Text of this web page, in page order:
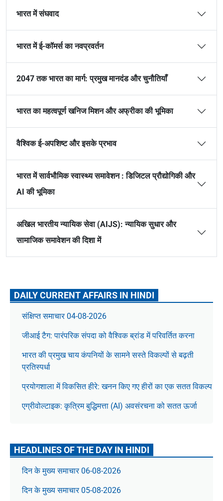
भारत में संघवाद
भारत में ई-कॉमर्स का नवप्रवर्तन
2047 तक भारत का मार्ग: प्रमुख मानदंड और चुनौतियाँ
भारत का महत्वपूर्ण खनिज मिशन और अफ्रीका की भूमिका
वैश्विक ई-अपशिष्ट और इसके प्रभाव
भारत में सार्वभौमिक स्वास्थ्य समावेशन : डिजिटल प्रौद्योगिकी और
AI की भूमिका
अखिल भारतीय न्यायिक सेवा (AIJS): न्यायिक सुधार और
सामाजिक समावेशन की दिशा में
DAILY CURRENT AFFAIRS IN HINDI
संक्षिप्त समाचार 04-08-2026
जीआई टैग: पारंपरिक संपदा को वैश्विक ब्रांड में परिवर्तित करना
भारत की प्रमुख चाय कंपनियों के सामने सस्ते विकल्पों से बढ़ती
प्रतिस्पर्धा
प्रयोगशाला में विकसित हीरे: खनन किए गए हीरों का एक सतत विकल्प
एग्रीवोल्टाइक: कृत्रिम बुद्धिमत्ता (AI) अवसंरचना को सतत ऊर्जा
HEADLINES OF THE DAY IN HINDI
दिन के मुख्य समाचार 06-08-2026
दिन के मुख्य समाचार 05-08-2026